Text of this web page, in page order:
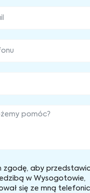
zgodę, aby
w Wysogotowie,
się ze mną